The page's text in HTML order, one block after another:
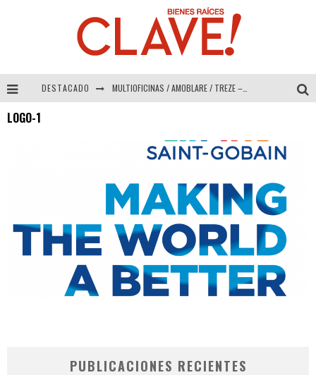
DESTACADO MULTIOFICINAS / AMOBLARE / TREZE – Especial Interiorismo & Decoración 2026
COLINEAL – Especial Interiorismo & Decoración 2026
LOGO-1
PUBLICACIONES RECIENTES